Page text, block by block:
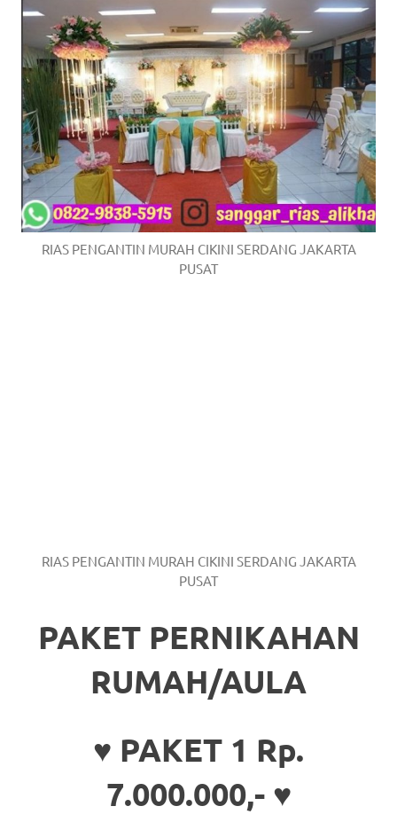
RIAS PENGANTIN MURAH CIKINI SERDANG JAKARTA
PUSAT
RIAS PENGANTIN MURAH CIKINI SERDANG JAKARTA
PUSAT
PAKET PERNIKAHAN
RUMAH/AULA
♥ PAKET 1 Rp.
7.000.000,- ♥